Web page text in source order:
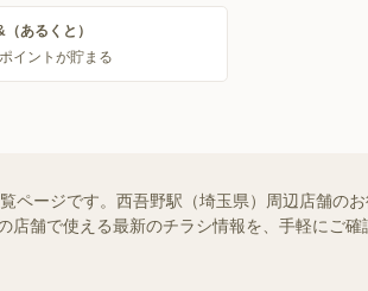
あるくと）
イントが貯まる
ページです。西吾野駅（埼玉県）周辺店舗の
舗で使える最新のチラシ情報を、手軽にご